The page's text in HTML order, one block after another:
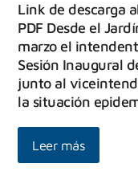
Link de descarga
PDF Desde el
marzo el
Sesión Inaugural
junto al
la situación
Leer más